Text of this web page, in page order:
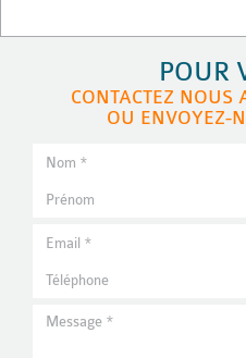
POUR
CONTACTEZ NOUS
OU ENVOYEZ-